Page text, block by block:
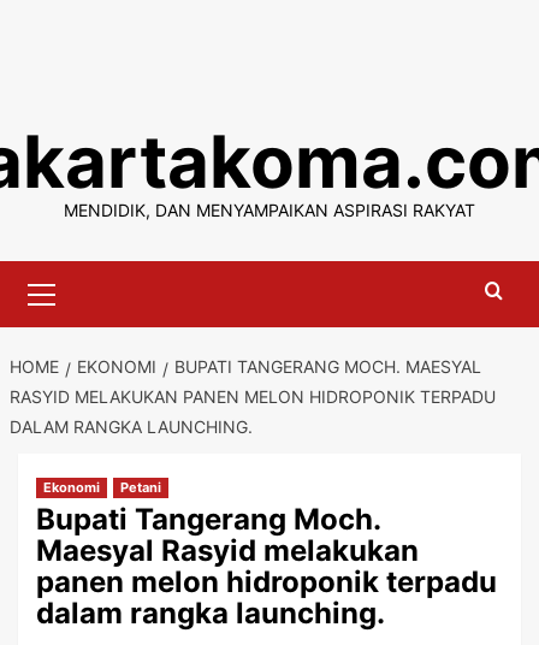
content
MENDIDIK, DAN MENYAMPAIKAN ASPIRASI RAKYAT
Menu
HOME EKONOMI
BUPATI TANGERANG MOCH. MAESYAL
RASYID MELAKUKAN PANEN MELON HIDROPONIK TERPADU
DALAM RANGKA LAUNCHING.
Ekonomi Petani
Bupati Tangerang Moch.
Maesyal Rasyid melakukan
panen melon hidroponik terpadu
dalam rangka launching.